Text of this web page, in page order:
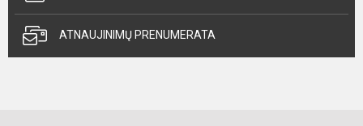
ATNAUJINIMŲ PRENUMERATA